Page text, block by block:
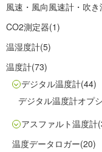
風速・風向風速計・吹き
CO2測定器(1)
温湿度計(5)
温度計(73)
デジタル温度計(44)
デジタル温度計オプ
アスファルト温度計
温度データロガー(20)